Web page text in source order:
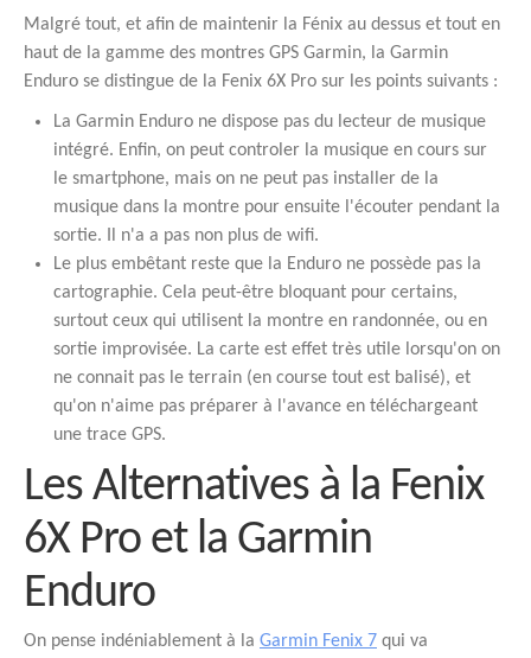
Malgré tout, et afin de maintenir la Fénix au dessus et tout en
haut de la gamme des montres GPS Garmin, la Garmin
Enduro se distingue de la Fenix 6X Pro sur les points suivants :
La Garmin Enduro ne dispose pas du lecteur de musique
intégré. Enfin, on peut controler la musique en cours sur
le smartphone, mais on ne peut pas installer de la
musique dans la montre pour ensuite l'écouter pendant la
sortie. Il n'a a pas non plus de wifi.
Le plus embêtant reste que la Enduro ne possède pas la
cartographie. Cela peut-être bloquant pour certains,
surtout ceux qui utilisent la montre en randonnée, ou en
sortie improvisée. La carte est effet très utile lorsqu'on on
ne connait pas le terrain (en course tout est balisé), et
qu'on n'aime pas préparer à l'avance en téléchargeant
une trace GPS.
Les Alternatives à la Fenix
6X Pro et la Garmin
Enduro
On pense indéniablement à la Garmin Fenix 7 qui va